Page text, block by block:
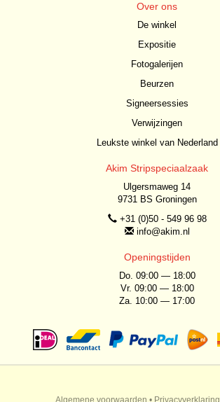
Over ons
De winkel
Expositie
Fotogalerijen
Beurzen
Signeersessies
Verwijzingen
Leukste winkel van Nederland
Akim Stripspeciaalzaak
Ulgersmaweg 14
9731 BS Groningen
+31 (0)50 - 549 96 98
info@akim.nl
Openingstijden
Do. 09:00 — 18:00
Vr. 09:00 — 18:00
Za. 10:00 — 17:00
Algemene voorwaarden • Privacyverklaring